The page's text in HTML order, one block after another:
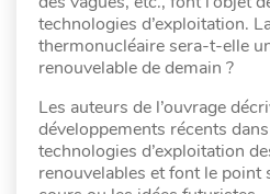
technologies d’exploitation.
thermonucléaire sera-t-elle
renouvelable de demain ?
Les auteurs de l’ouvrage
développements récents
technologies d’exploitation
renouvelables et font le point